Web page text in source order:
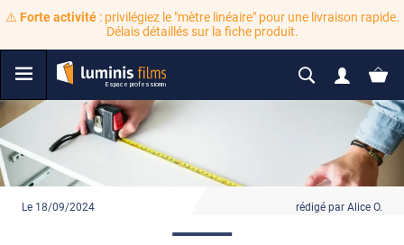
⚠️ Forte activité: privilégiez le "mètre linéaire" pour une livraison rapide.
Délais détaillés sur la fiche produit.
Le 18/09/2024 rédigé par Alice O.